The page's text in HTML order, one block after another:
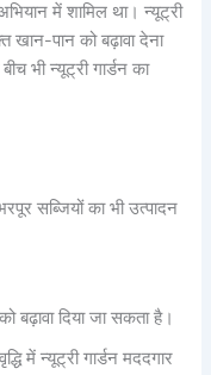
में शामिल था। न्यूट्री
खान-पान को बढ़ावा देना
भी न्यूट्री गार्डन का
सब्जियों का भी उत्पादन
बढ़ावा दिया जा सकता है।
में न्यूट्री गार्डन मददगार